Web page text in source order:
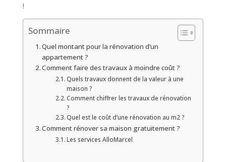
!
Sommaire
Quel montant pour la rénovation d’un
appartement ?
Comment faire des travaux à moindre coût ?
Quels travaux donnent de la valeur à une
maison ?
Comment chiffrer les travaux de rénovation
?
Quel est le coût d’une rénovation au m2 ?
Comment rénover sa maison gratuitement ?
Les services AlloMarcel